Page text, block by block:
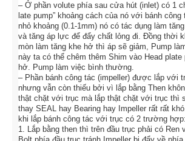
– Ở phần volute phía sau cửa hút (inlet) có 1
late pump” khoảng cách của nó với bánh công
nhỏ khoảng (0.1-1mm) nó có tác dụng làm
và tăng áp lực để đẩy chất lỏng đi. Đồng thời
mòn làm tăng khe hở thì áp sẽ giảm, Pump
này ta có thể chêm thêm Shim vào Head plate
hở. Pump làm việc bình thường.
– Phần bánh công tác (impeller) được lắp với
nhưng vẫn còn thiếu bởi vì lắp bằng Then
thật chặt với trục mà lắp thật chặt với trục thì
thay SEAL hay Bearing hay Impeller rất rất
khi lắp bánh công tác với trục có 2 trường hợp:
1. Lắp bằng then thì trên đầu trục phải có Ren